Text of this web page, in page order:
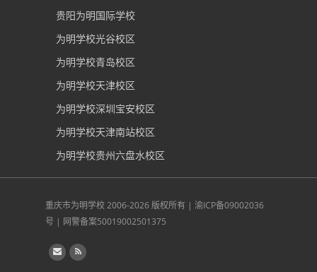
贵阳为明国际学校
为明学校光谷校区
为明学校青岛校区
为明学校天津校区
为明学校深圳宝安校区
为明学校天津南站校区
为明学校贵州六盘水校区
重庆市为明学校2006-2026 版权所有 | 渝ICP备09002036
号 | 网警备案50019002501375